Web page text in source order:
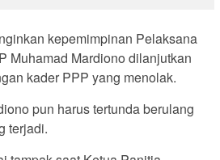
kepemimpinan Pelaksana
Muhamad Mardiono dilanjutkan
kader PPP yang menolak.
pun harus tertunda berulang
terjadi.